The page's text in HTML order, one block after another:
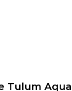
Tulum